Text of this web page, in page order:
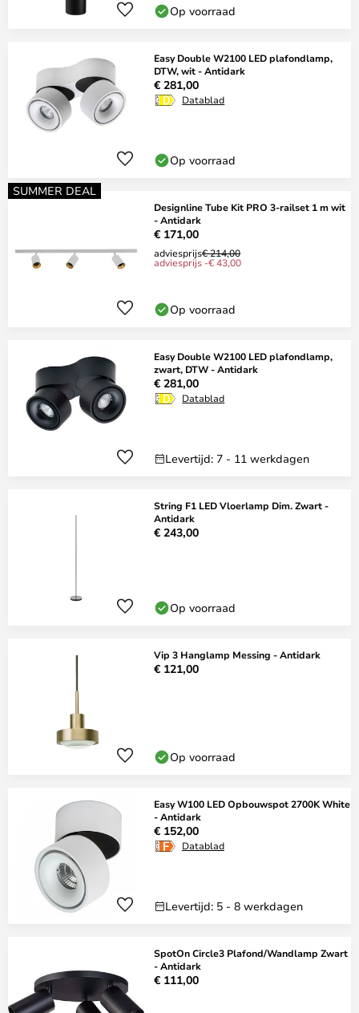
Op voorraad
Easy Double W2100 LED plafondlamp,
DTW, wit - Antidark
€ 281,00
Datablad
Op voorraad
SUMMER DEAL
Designline Tube Kit PRO 3-railset 1 m wit
- Antidark
€ 171,00
adviesprijs€ 214,00
adviesprijs -€ 43,00
Op voorraad
Easy Double W2100 LED plafondlamp,
zwart, DTW - Antidark
€ 281,00
Datablad
Levertijd: 7 - 11 werkdagen
String F1 LED Vloerlamp Dim. Zwart -
Antidark
€ 243,00
Op voorraad
Vip 3 Hanglamp Messing - Antidark
€ 121,00
Op voorraad
Easy W100 LED Opbouwspot 2700K White
- Antidark
€ 152,00
Datablad
Levertijd: 5 - 8 werkdagen
SpotOn Circle3 Plafond/Wandlamp Zwart
- Antidark
€ 111,00